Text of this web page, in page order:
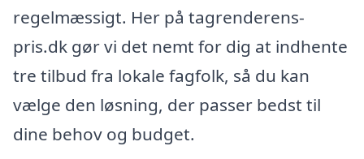
regelmæssigt. Her på tagrenderens-
pris.dk gør vi det nemt for dig at indhente
tre tilbud fra lokale fagfolk, så du kan
vælge den løsning, der passer bedst til
dine behov og budget.